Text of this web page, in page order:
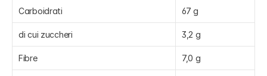
Carboidrati 67 g
di cui zuccheri 3,2 g
Fibre 7,0 g